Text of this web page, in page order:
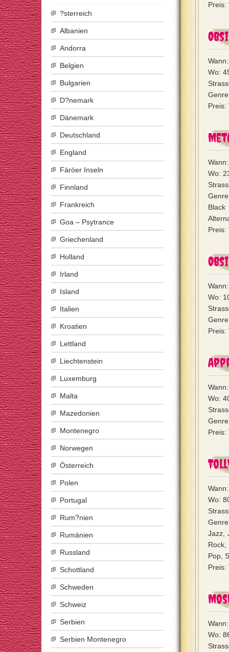
Preis:
Wo:
Preis:
Wo:
Preis:
Wo:
Preis:
Wo:
Preis:
Wo:
Jazz,
Rock,
Pop,
Preis:
Wo:
?sterreich
Albanien
Andorra
Belgien
Bulgarien
D?nemark
Dänemark
Deutschland
England
Färöer Inseln
Finnland
Frankreich
Goa – Psytrance
Griechenland
Holland
Irland
Island
Italien
Kroatien
Lettland
Liechtenstein
Luxemburg
Malta
Mazedonien
Montenegro
Norwegen
Österreich
Polen
Portugal
Rum?nien
Rumänien
Russland
Schottland
Schweden
Schweiz
Serbien
Serbien Montenegro